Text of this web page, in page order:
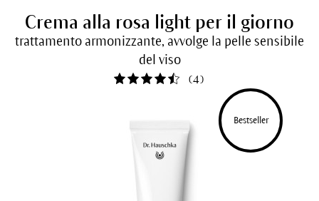
Crema alla rosa light per il giorno
trattamento armonizzante, avvolge la pelle sensibile
del viso
(4)
Bestseller